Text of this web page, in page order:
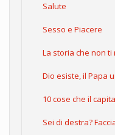
Salute
Sesso e Piacere
La storia che non
Dio esiste, il Papa
10 cose che il
Sei di destra?